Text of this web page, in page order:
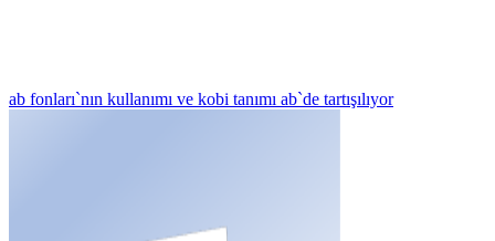
ab fonları`nın kullanımı ve kobi tanımı ab`de tartışılıyor